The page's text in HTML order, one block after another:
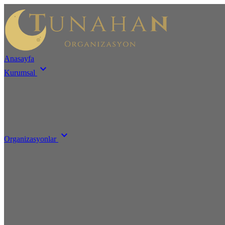
Anasayfa
Kurumsal
keyboard_arrow_down
Organizasyonlar keyboard_arrow_down